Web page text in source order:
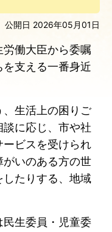
公開日 2026年05月01日
働大臣から委嘱
支える一番身近
生活上の困りご
に応じ、市や社
ビスを受けられ
いのある方の世
たりする、地域
民生委員・児童委